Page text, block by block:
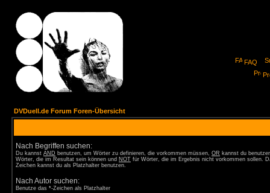
FAQ
DVDuell.de Forum Foren-Übersicht
Nach Begriffen suchen:
Du kannst AND benutzen, um Wörter zu definieren, die vorkommen müssen, OR kannst du
Wörter, die im Resultat sein können und NOT für Wörter, die im Ergebnis nicht vorkommen sollen.
Zeichen kannst du als Platzhalter benutzen.
Nach Autor suchen:
Benutze das *-Zeichen als Platzhalter